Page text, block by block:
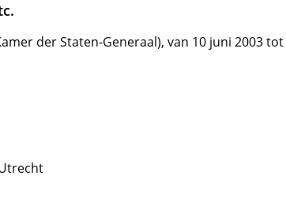
der Staten-Generaal), van 10 juni 2003 tot